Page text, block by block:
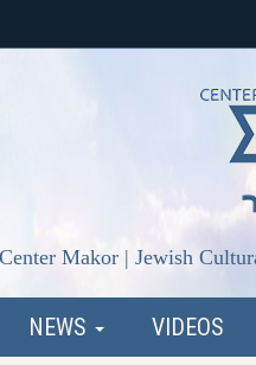
Center Makor | Jewish
NEWS VIDEOS